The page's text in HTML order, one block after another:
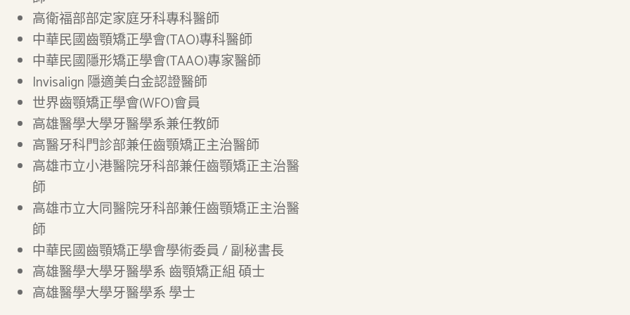
高衛福部部定家庭牙科專科醫師
中華民國齒顎矯正學會(TAO)專科醫師
中華民國隱形矯正學會(TAAO)專家醫師
Invisalign 隱適美白金認證醫師
世界齒顎矯正學會(WFO)會員
高雄醫學大學牙醫學系兼任教師
高醫牙科門診部兼任齒顎矯正主治醫師
高雄市立小港醫院牙科部兼任齒顎矯正主治醫
師
高雄市立大同醫院牙科部兼任齒顎矯正主治醫
師
中華民國齒顎矯正學會學術委員 / 副秘書長
高雄醫學大學牙醫學系 齒顎矯正組 碩士
高雄醫學大學牙醫學系 學士